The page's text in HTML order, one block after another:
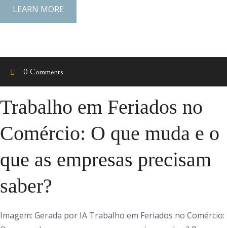
LEARN MORE
0 Comments
Trabalho em Feriados no
Comércio: O que muda e o
que as empresas precisam
saber?
Imagem: Gerada por IA Trabalho em Feriados no Comércio: